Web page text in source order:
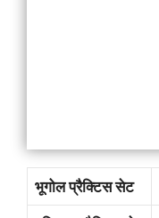
भूगोल प्रैक्टिस सेट